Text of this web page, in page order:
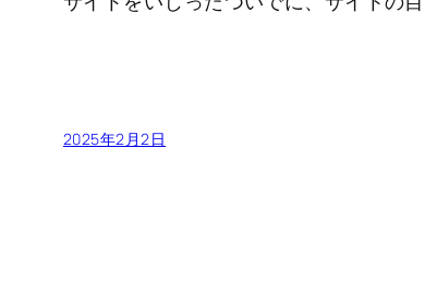
2025年2月2日